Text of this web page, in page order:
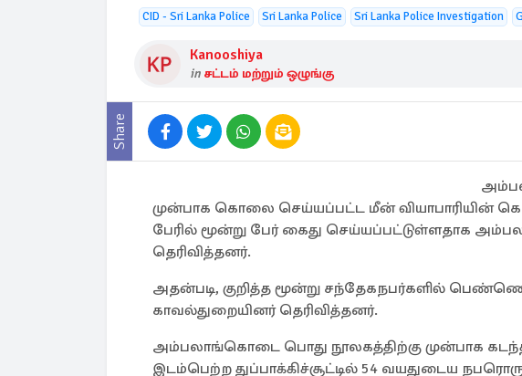
CID - Sri Lanka Police Sri Lanka Police Sri Lanka Police Investigation
Kanooshiya
in சட்டம் மற்றும் ஒழுங்கு
Share
முன்பாக கொலை செய்யப்பட்ட மீன் வியாபாரியின்
பேரில் மூன்று பேர் கைது செய்யப்பட்டுள்ளதாக
தெரிவித்தனர்.
அதன்படி, குறித்த மூன்று சந்தேகநபர்களில்
காவல்துறையினர் தெரிவித்தனர்.
அம்பலாங்கொடை பொது நூலகத்திற்கு முன்பாக கடந்த
இடம்பெற்ற துப்பாக்கிச்சூட்டில் 54 வயதுடைய